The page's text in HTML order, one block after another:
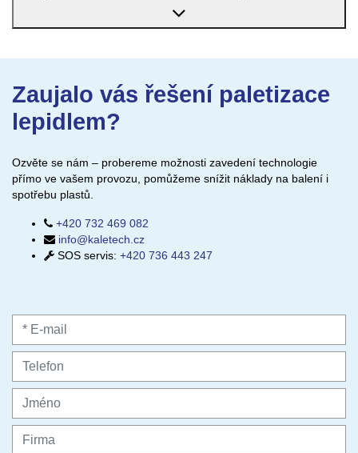
Zaujalo vás řešení paletizace
lepidlem?
Ozvěte se nám – probereme možnosti zavedení technologie
přímo ve vašem provozu, pomůžeme snížit náklady na balení i
spotřebu plastů.
+420 732 469 082
info@kaletech.cz
SOS servis: +420 736 443 247